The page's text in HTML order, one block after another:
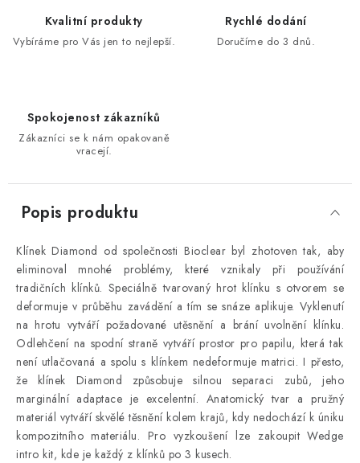
Kvalitní produkty
Vybíráme pro Vás jen to nejlepší.
Rychlé dodání
Doručíme do 3 dnů.
Spokojenost zákazníků
Zákazníci se k nám opakovaně
vracejí.
Popis produktu
Klínek Diamond od společnosti Bioclear byl zhotoven tak, aby
eliminoval mnohé problémy, které vznikaly při používání
tradičních klínků. Speciálně tvarovaný hrot klínku s otvorem se
deformuje v průběhu zavádění a tím se snáze aplikuje. Vyklenutí
na hrotu vytváří požadované utěsnění a brání uvolnění klínku.
Odlehčení na spodní straně vytváří prostor pro papilu, která tak
není utlačovaná a spolu s klínkem nedeformuje matrici. I přesto,
že klínek Diamond způsobuje silnou separaci zubů, jeho
marginální adaptace je excelentní. Anatomický tvar a pružný
materiál vytváří skvělé těsnění kolem krajů, kdy nedochází k úniku
kompozitního materiálu. Pro vyzkoušení lze zakoupit Wedge
intro kit, kde je každý z klínků po 3 kusech.